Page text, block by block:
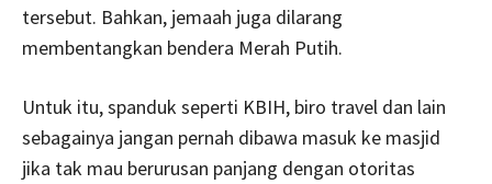
tersebut. Bahkan, jemaah juga dilarang
membentangkan bendera Merah Putih.
Untuk itu, spanduk seperti KBIH, biro travel dan lain
sebagainya jangan pernah dibawa masuk ke masjid
jika tak mau berurusan panjang dengan otoritas